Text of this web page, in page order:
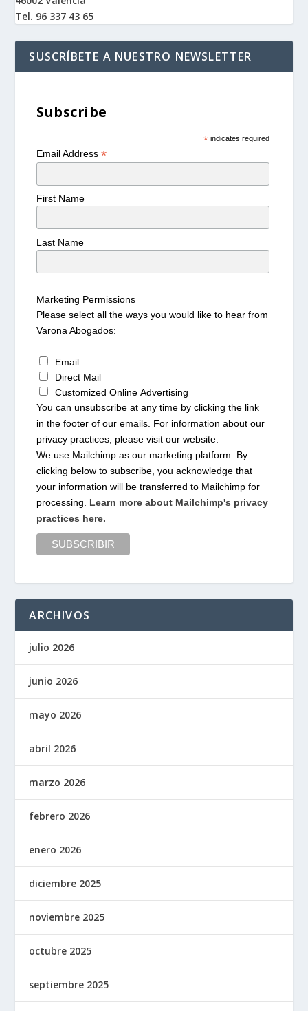
Tel. 96 337 43 65
SUSCRÍBETE A NUESTRO NEWSLETTER
Subscribe
*indicates required
Email Address*
First Name
Last Name
Marketing Permissions
Please select all the ways you would like to hear from
Varona Abogados:
Email
Direct Mail
Customized Online Advertising
You can unsubscribe at any time by clicking the link
in the footer of our emails. For information about our
privacy practices, please visit our website.
We use Mailchimp as our marketing platform. By
clicking below to subscribe, you acknowledge that
your information will be transferred to Mailchimp for
processing. Learn more about Mailchimp's privacy
practices here.
ARCHIVOS
julio 2026
junio 2026
mayo 2026
abril 2026
marzo 2026
febrero 2026
enero 2026
diciembre 2025
noviembre 2025
octubre 2025
septiembre 2025